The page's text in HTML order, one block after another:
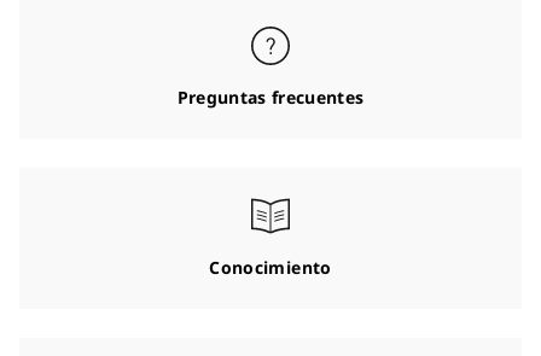
Preguntas frecuentes
Conocimiento